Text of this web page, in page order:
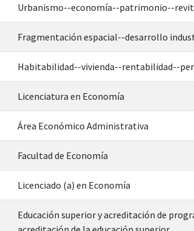
Urbanismo--economía--patrimonio--
Fragmentación espacial--desarrollo
Habitabilidad--vivienda--rentabilidad--
Licenciatura en Economía
Área Económico Administrativa
Facultad de Economía
Licenciado (a) en Economía
Educación superior y acreditación de